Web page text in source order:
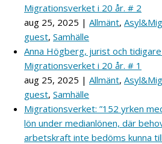
Migrationsverket i 20 år. # 2
aug 25, 2025 | Allmänt,
guest, Samhälle
Anna Högberg, jurist och
Migrationsverket i 20 år. # 1
aug 25, 2025 | Allmänt,
guest, Samhälle
Migrationsverket: ”152 yrken
lön under medianlönen, där
arbetskraft inte bedöms kunna